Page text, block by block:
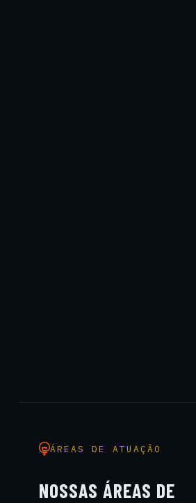
ÁREAS DE ATUAÇÃO
NOSSAS ÁREAS DE